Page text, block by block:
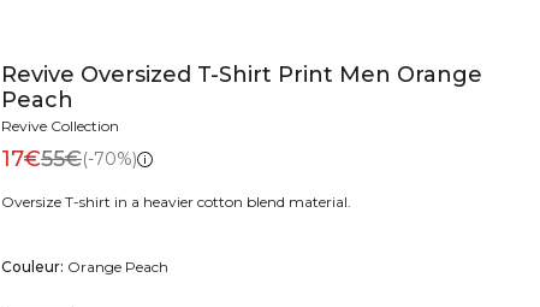
Revive Oversized T-Shirt Print Men Orange
Peach
Revive Collection
17€55€(-70%)
Oversize T-shirt in a heavier cotton blend material.
Couleur: Orange Peach